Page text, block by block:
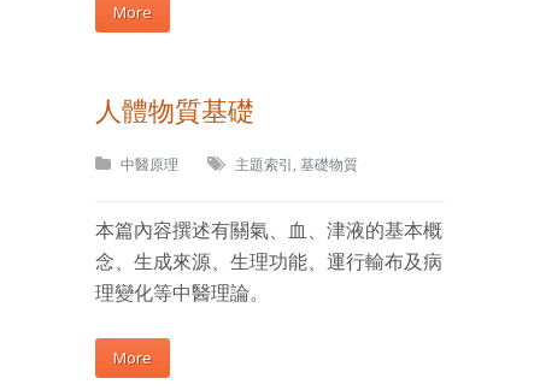
More
人體物質基礎
中醫原理 主題索引, 基礎物質
本篇內容撰述有關氣、血、津液的基本概
念、生成來源、生理功能、運行輸布及病
理變化等中醫理論。
More